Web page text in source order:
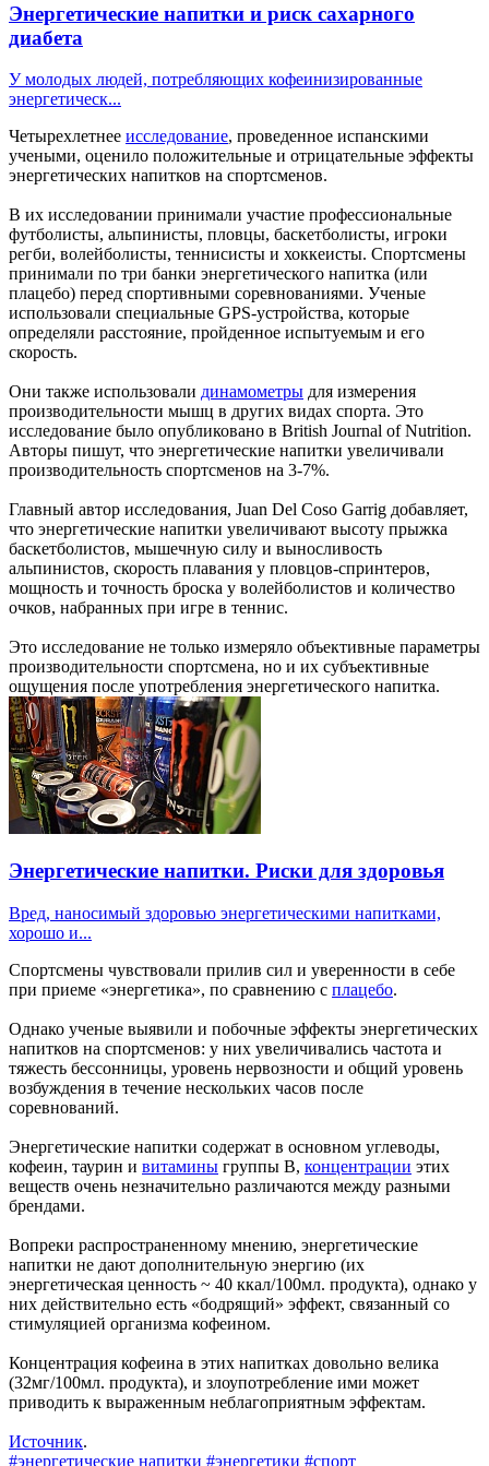
Энергетические напитки и риск сахарного
диабета
У молодых людей, потребляющих кофеинизированные
энергетическ...
Четырехлетнее исследование, проведенное испанскими
учеными, оценило положительные и отрицательные эффекты
энергетических напитков на спортсменов.
В их исследовании принимали участие профессиональные
футболисты, альпинисты, пловцы, баскетболисты, игроки
регби, волейболисты, теннисисты и хоккеисты. Спортсмены
принимали по три банки энергетического напитка (или
плацебо) перед спортивными соревнованиями. Ученые
использовали специальные GPS-устройства, которые
определяли расстояние, пройденное испытуемым и его
скорость.
Они также использовали динамометры для измерения
производительности мышц в других видах спорта. Это
исследование было опубликовано в British Journal of Nutrition.
Авторы пишут, что энергетические напитки увеличивали
производительность спортсменов на 3-7%.
Главный автор исследования, Juan Del Coso Garrig добавляет,
что энергетические напитки увеличивают высоту прыжка
баскетболистов, мышечную силу и выносливость
альпинистов, скорость плавания у пловцов-спринтеров,
мощность и точность броска у волейболистов и количество
очков, набранных при игре в теннис.
Это исследование не только измеряло объективные параметры
производительности спортсмена, но и их субъективные
ощущения после употребления энергетического напитка.
Энергетические напитки. Риски для здоровья
Вред, наносимый здоровью энергетическими напитками,
хорошо и...
Спортсмены чувствовали прилив сил и уверенности в себе
при приеме «энергетика», по сравнению с плацебо.
Однако ученые выявили и побочные эффекты энергетических
напитков на спортсменов: у них увеличивались частота и
тяжесть бессонницы, уровень нервозности и общий уровень
возбуждения в течение нескольких часов после
соревнований.
Энергетические напитки содержат в основном углеводы,
кофеин, таурин и витамины группы В, концентрации этих
веществ очень незначительно различаются между разными
брендами.
Вопреки распространенному мнению, энергетические
напитки не дают дополнительную энергию (их
энергетическая ценность ~ 40 ккал/100мл. продукта), однако у
них действительно есть «бодрящий» эффект, связанный со
стимуляцией организма кофеином.
Концентрация кофеина в этих напитках довольно велика
(32мг/100мл. продукта), и злоупотребление ими может
приводить к выраженным неблагоприятным эффектам.
Источник.
#энергетические напитки #энергетики #спорт